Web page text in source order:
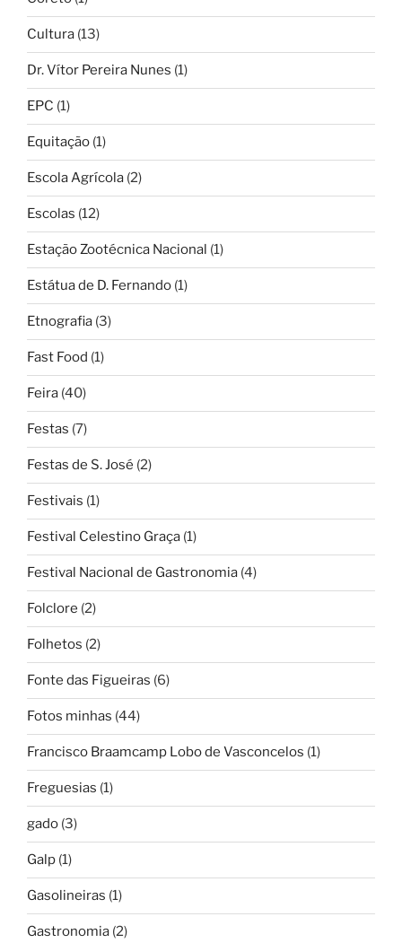
Cultura (13)
Dr. Vítor Pereira Nunes (1)
EPC (1)
Equitação (1)
Escola Agrícola (2)
Escolas (12)
Estação Zootécnica Nacional (1)
Estátua de D. Fernando (1)
Etnografia (3)
Fast Food (1)
Feira (40)
Festas (7)
Festas de S. José (2)
Festivais (1)
Festival Celestino Graça (1)
Festival Nacional de Gastronomia (4)
Folclore (2)
Folhetos (2)
Fonte das Figueiras (6)
Fotos minhas (44)
Francisco Braamcamp Lobo de Vasconcelos (1)
Freguesias (1)
gado (3)
Galp (1)
Gasolineiras (1)
Gastronomia (2)